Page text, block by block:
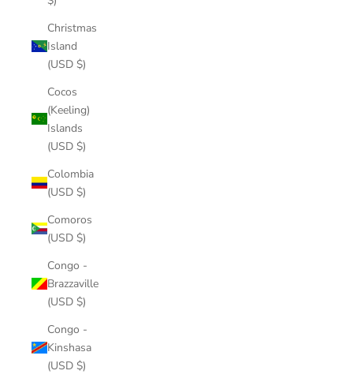
Christmas
Island
(USD $)
Cocos
(Keeling)
Islands
(USD $)
Colombia
(USD $)
Comoros
(USD $)
Congo -
Brazzaville
(USD $)
Congo -
Kinshasa
(USD $)